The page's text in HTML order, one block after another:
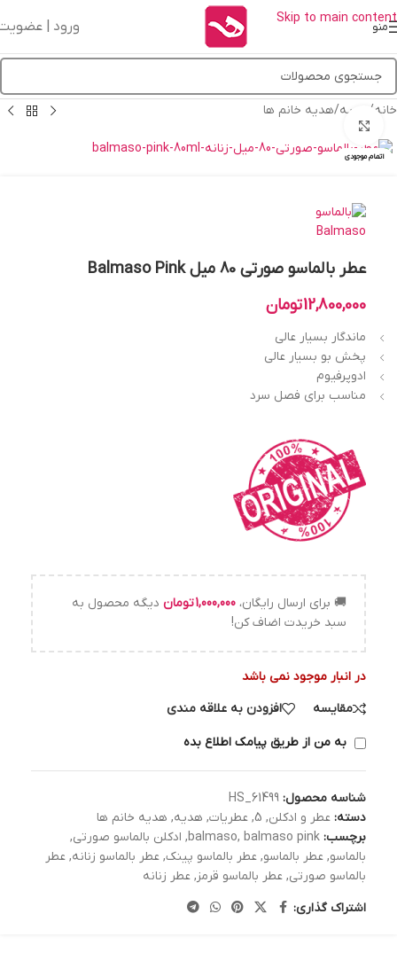
Skip to main content
منو ورود |
خانه/ هدیه/هدیه خانم ها
اتمام موجودی
عطر بالماسو صورتی 80 میل Balmaso Pink
12,800,000تومان
ماندگار بسیار عالی
پخش بو بسیار عالی
ادوپرفیوم
مناسب برای فصل سرد
🚚 برای ارسال رایگان، 1,000,000تومان دیگه محصول به
سبد خریدت اضاف کن!
در انبار موجود نمی باشد
مقایسه
افزودن به علاقه مندی
به من از طریق پیامک اطلاع بده
شناسه محصول: HS_61499
دسته: عطر و ادکلن,
5
, عطریات, هدیه, هدیه خانم ها
برچسب:
balmaso, balmaso pink
, ادکلن بالماسو صورتی,
بالماسو, عطر بالماسو, عطر بالماسو پینک, عطر بالماسو زنانه, عطر
بالماسو صورتی, عطر بالماسو قرمز, عطر زنانه
اشتراک گذاری: